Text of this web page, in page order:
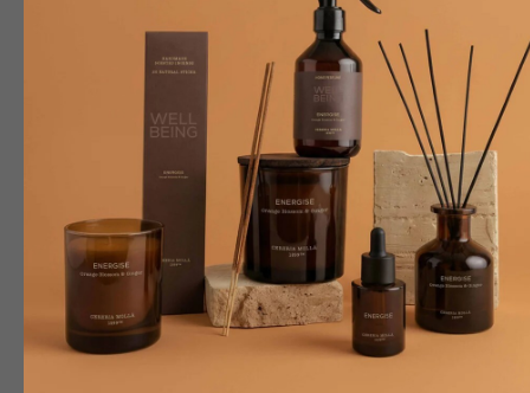
• для восстановления свежего и здорового вид.
для нормальной, сухой и возрастной кожи.
мягкая и шелковистая текстура с нежным ароматом.
Для ежедневного ухода утром и вечером. Распределите по лицу и шее,
избегая области вокруг глаз, массировать до полного впитывания.
Для лица: линейными массирующими движениями от центра к
периферии.
Для шеи: линейными массирующими движениями с чередованием рук от
основания шеи к подбородку.
Объем -50мл
Доставка